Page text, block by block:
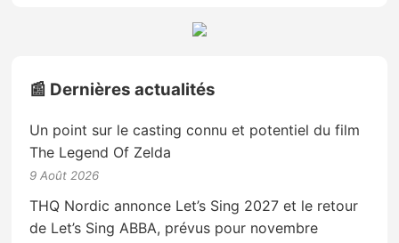
📰 Dernières actualités
Un point sur le casting connu et potentiel du film
The Legend Of Zelda
9 Août 2026
THQ Nordic annonce Let’s Sing 2027 et le retour
de Let’s Sing ABBA, prévus pour novembre